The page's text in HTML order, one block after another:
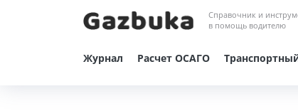
Справочник и
в помощь водителю
Журнал Расчет ОСАГО